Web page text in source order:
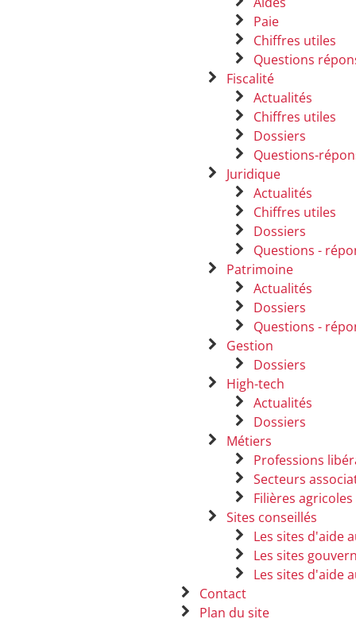
Paie
Chiffres utiles
Questions
Fiscalité
Actualités
Chiffres utiles
Dossiers
Questions-
Juridique
Actualités
Chiffres utiles
Dossiers
Questions -
Patrimoine
Actualités
Dossiers
Questions -
Gestion
Dossiers
High-tech
Actualités
Dossiers
Métiers
Professions
Secteurs
Filières agricoles
Sites conseillés
Les sites d'aide
Les sites
Les sites d'aide
Contact
Plan du site